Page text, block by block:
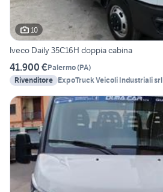
10
Iveco Daily 35C16H doppia cabina
41.900 €Palermo(PA)
Rivenditore ExpoTruck Veicoli Industriali srl